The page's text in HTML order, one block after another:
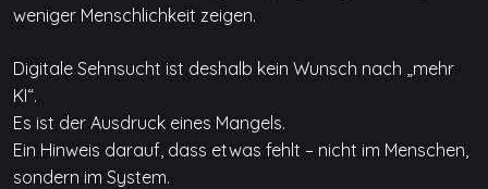
weniger Menschlichkeit zeigen.
Digitale Sehnsucht ist deshalb kein Wunsch nach „mehr
KI“.
Es ist der Ausdruck eines Mangels.
Ein Hinweis darauf, dass etwas fehlt – nicht im Menschen,
sondern im System.